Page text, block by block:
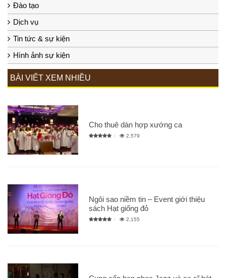
Đào tạo
Dịch vụ
Tin tức & sự kiện
Hình ảnh sự kiện
BÀI VIẾT XEM NHIỀU
Cho thuê dàn hợp xướng ca
2,579
Ngôi sao niềm tin – Event giới thiệu
sách Hạt giống đỏ
2,155